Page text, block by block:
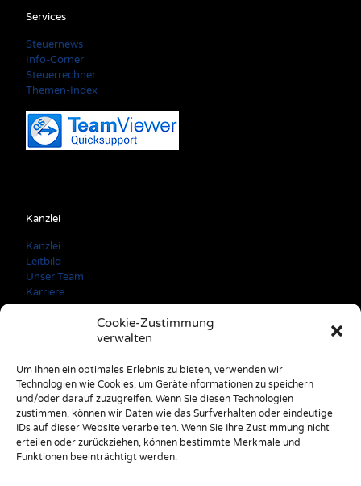
Cookie-Zustimmung
verwalten
Um Ihnen ein optimales Erlebnis zu bieten, verwenden wir
Technologien wie Cookies, um Geräteinformationen zu speichern
und/oder darauf zuzugreifen. Wenn Sie diesen Technologien
zustimmen, können wir Daten wie das Surfverhalten oder eindeutige
IDs auf dieser Website verarbeiten. Wenn Sie Ihre Zustimmung nicht
erteilen oder zurückziehen, können bestimmte Merkmale und
Funktionen beeinträchtigt werden.
Services
Steuernews
Info-Corner
Steuerrechner
Themen-Index
Kanzlei
Kanzlei
Leitbild
Unser Team
Karriere
Kontaktdaten
A: 3150 Wilhelmsburg Färbergasse 3
E: office@stulik.at
T: +43 2746 2520